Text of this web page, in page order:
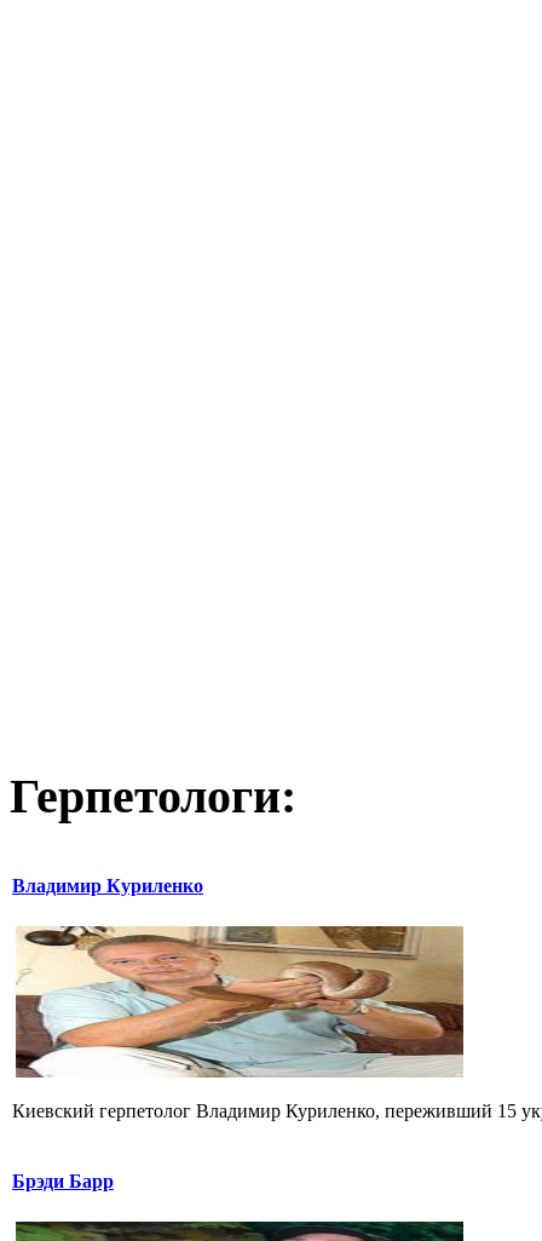
Герпетологи:
Владимир Куриленко
Киевский герпетолог Владимир Куриленко, переживший 15
Брэди Барр